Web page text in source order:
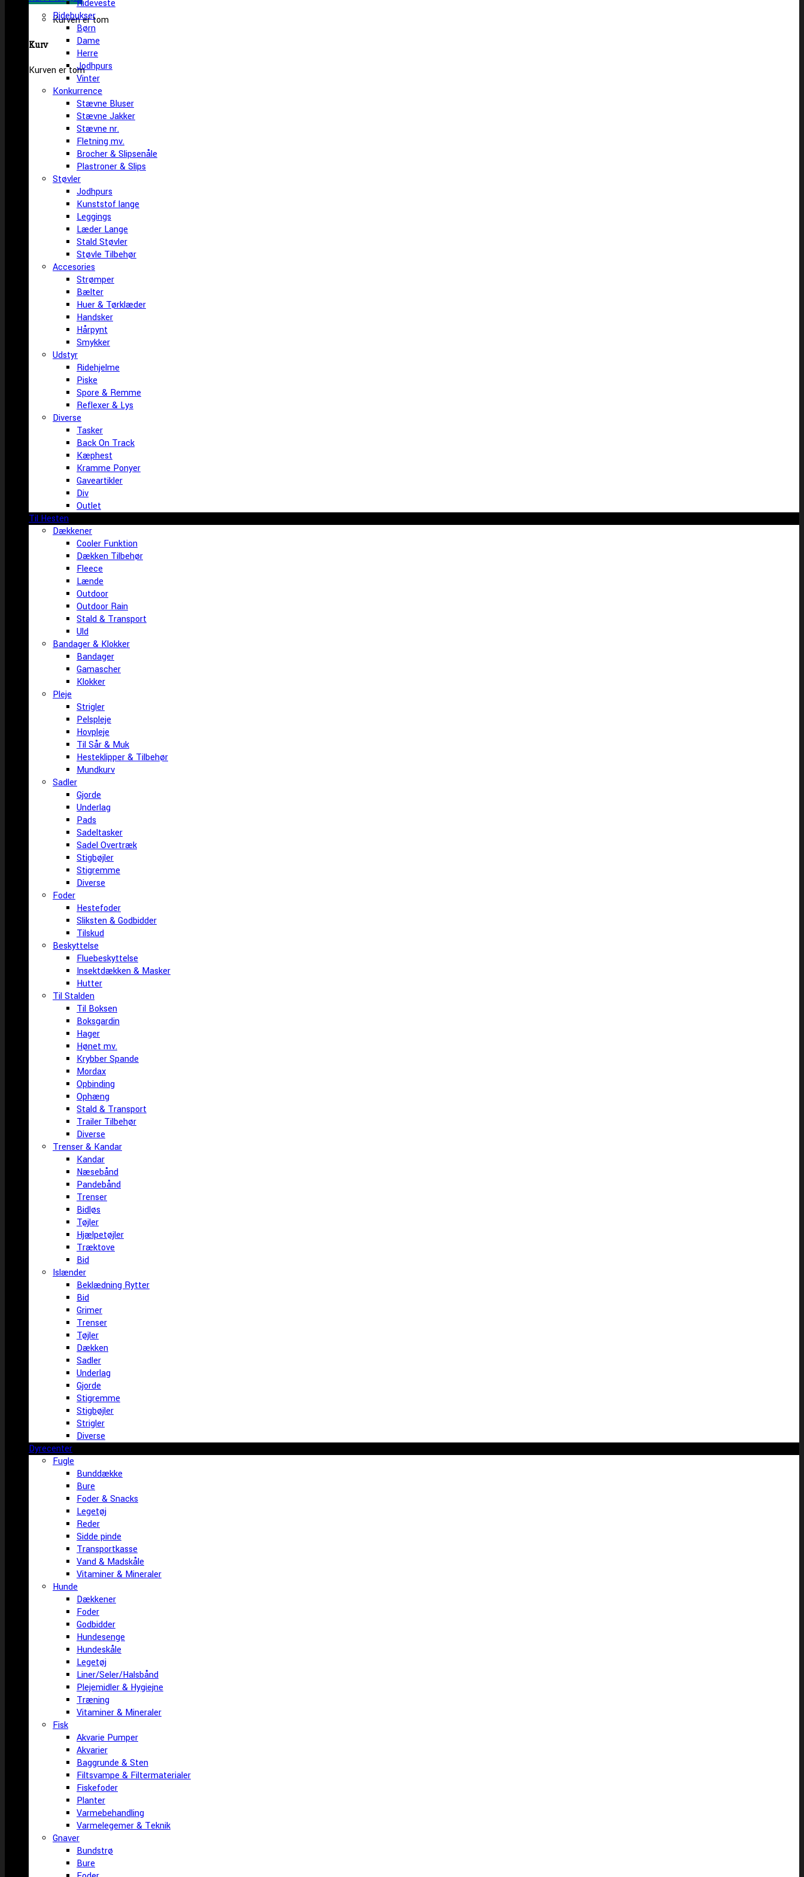
Kurven er tom
Kurv
Kurven er tom
Rideveste
Ridebukser
Børn
Dame
Herre
Jodhpurs
Vinter
Konkurrence
Stævne Bluser
Stævne Jakker
Stævne nr.
Fletning mv.
Brocher & Slipsenåle
Plastroner & Slips
Støvler
Jodhpurs
Kunststof lange
Leggings
Læder Lange
Stald Støvler
Støvle Tilbehør
Accesories
Strømper
Bælter
Huer & Tørklæder
Handsker
Hårpynt
Smykker
Udstyr
Ridehjelme
Piske
Spore & Remme
Reflexer & Lys
Diverse
Tasker
Back On Track
Kæphest
Kramme Ponyer
Gaveartikler
Div
Outlet
Til Hesten
Dækkener
Cooler Funktion
Dækken Tilbehør
Fleece
Lænde
Outdoor
Outdoor Rain
Stald & Transport
Uld
Bandager & Klokker
Bandager
Gamascher
Klokker
Pleje
Strigler
Pelspleje
Hovpleje
Til Sår & Muk
Hesteklipper & Tilbehør
Mundkurv
Sadler
Gjorde
Underlag
Pads
Sadeltasker
Sadel Overtræk
Stigbøjler
Stigremme
Diverse
Foder
Hestefoder
Sliksten & Godbidder
Tilskud
Beskyttelse
Fluebeskyttelse
Insektdækken & Masker
Hutter
Til Stalden
Til Boksen
Boksgardin
Hager
Hønet mv.
Krybber Spande
Mordax
Opbinding
Ophæng
Stald & Transport
Trailer Tilbehør
Diverse
Trenser & Kandar
Kandar
Næsebånd
Pandebånd
Trenser
Bidløs
Tøjler
Hjælpetøjler
Træktove
Bid
Islænder
Beklædning Rytter
Bid
Grimer
Trenser
Tøjler
Dækken
Sadler
Underlag
Gjorde
Stigremme
Stigbøjler
Strigler
Diverse
Dyrecenter
Fugle
Bunddække
Bure
Foder & Snacks
Legetøj
Reder
Sidde pinde
Transportkasse
Vand & Madskåle
Vitaminer & Mineraler
Hunde
Dækkener
Foder
Godbidder
Hundesenge
Hundeskåle
Legetøj
Liner/Seler/Halsbånd
Plejemidler & Hygiejne
Træning
Vitaminer & Mineraler
Fisk
Akvarie Pumper
Akvarier
Baggrunde & Sten
Filtsvampe & Filtermaterialer
Fiskefoder
Planter
Varmebehandling
Varmelegemer & Teknik
Gnaver
Bundstrø
Bure